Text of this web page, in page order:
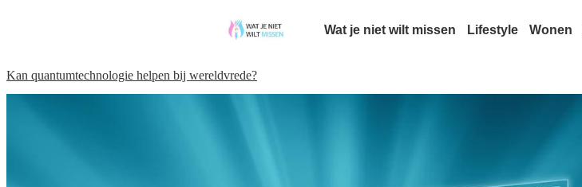
Wat je niet wilt missen Lifestyle Wonen
Kan quantumtechnologie helpen bij wereldvrede?